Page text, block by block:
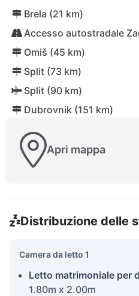
Brela (21 km)
Accesso autostradale
Omiš (45 km)
Split (73 km)
Split (90 km)
Dubrovnik (151 km)
Apri mappa
Distribuzione delle
Camera da letto 1
Letto matrimoniale per
1.80m x 2.00m